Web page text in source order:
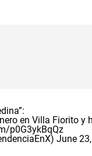
en Villa Fiorito y
p0G3ykBqQz
June